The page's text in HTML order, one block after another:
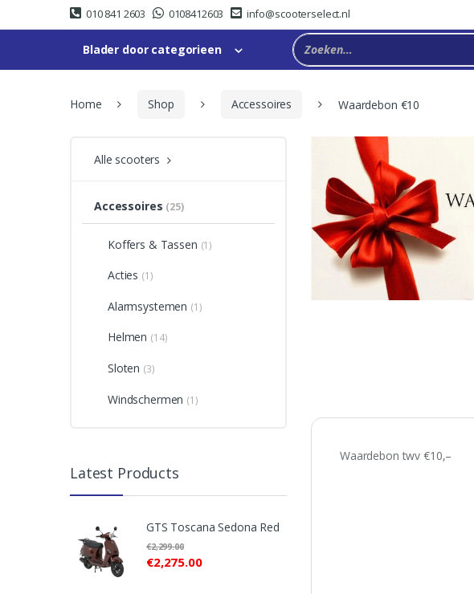
to
to
010 841 2603 0108412603 info@scooterselect.nl
Blader door categorieen
Home Shop Accessoires Waardebon €10
Waardebon twv €10,–
Alle scooters
Accessoires (25)
Koffers & Tassen (1)
Acties (1)
Alarmsystemen (1)
Helmen (14)
Sloten (3)
Windschermen (1)
Latest Products
GTS Toscana Sedona Red
€2,275.00
€2,299.00